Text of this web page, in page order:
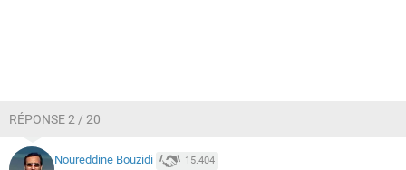
RÉPONSE 2 / 20
Noureddine Bouzidi 15.404